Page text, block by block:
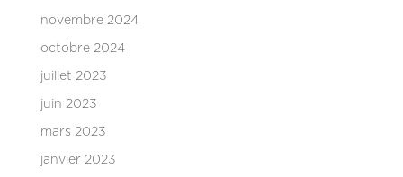
novembre 2024
octobre 2024
juillet 2023
juin 2023
mars 2023
janvier 2023